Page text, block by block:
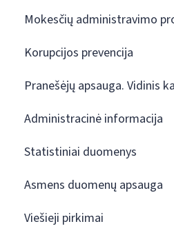
Mokesčių administravimo
Korupcijos prevencija
Pranešėjų apsauga. Vidinis
Administracinė informacija
Statistiniai duomenys
Asmens duomenų apsauga
Viešieji pirkimai